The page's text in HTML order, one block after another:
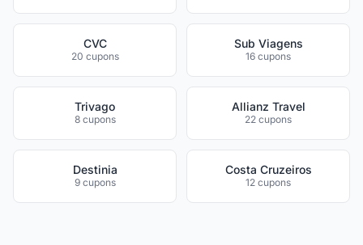
CVC
20 cupons
Sub Viagens
16 cupons
Trivago
8 cupons
Allianz Travel
22 cupons
Destinia
9 cupons
Costa Cruzeiros
12 cupons